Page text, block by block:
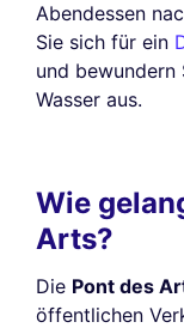
Abendessen
Sie sich für ein
und
Wasser aus.
Wie
Arts?
Die Pont des
öffentlichen